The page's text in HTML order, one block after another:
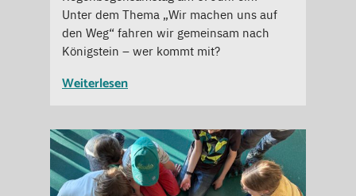
Unter dem Thema „Wir machen uns auf
den Weg“ fahren wir gemeinsam nach
Königstein – wer kommt mit?
Weiterlesen